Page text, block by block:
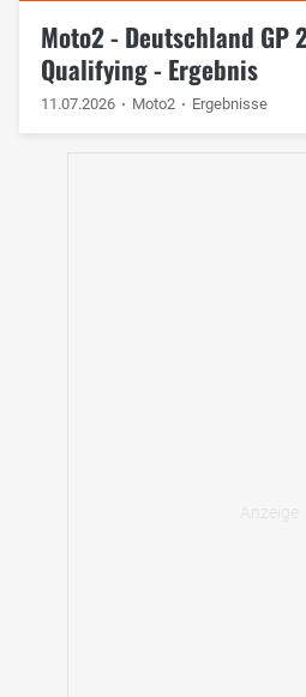
Moto2 - Deutschland GP
Qualifying - Ergebnis
11.07.2026 Moto2 Ergebnisse